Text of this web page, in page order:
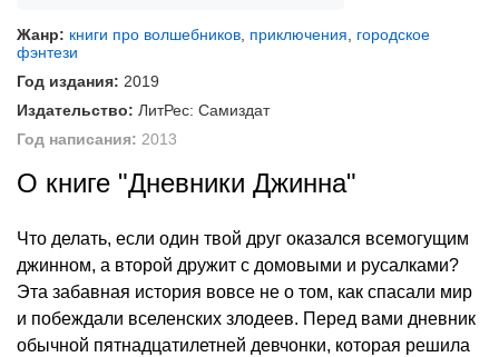
Жанр: книги про волшебников, приключения, городское
фэнтези
Год издания: 2019
Издательство: ЛитРес: Самиздат
Год написания: 2013
О книге "Дневники Джинна"
Что делать, если один твой друг оказался всемогущим
джинном, а второй дружит с домовыми и русалками?
Эта забавная история вовсе не о том, как спасали мир
и побеждали вселенских злодеев. Перед вами дневник
обычной пятнадцатилетней девчонки, которая решила